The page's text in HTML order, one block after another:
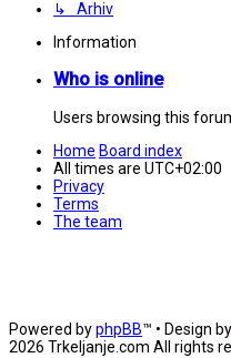
↳ Arhiv
Information
Who is online
Users browsing this
Home Board index
All times are UTC+02:00
Privacy
Terms
The team
Powered byphpBB™ • Design by
2026 Trkeljanje.com All rights